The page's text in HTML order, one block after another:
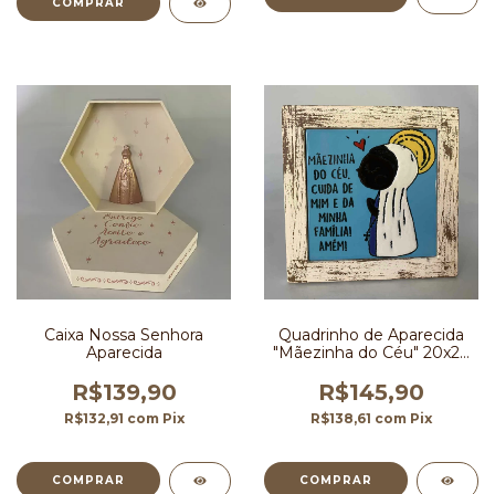
Caixa Nossa Senhora
Aparecida
R$139,90
R$132,91 com Pix
Quadrinho de Aparecida
"Mãezinha do Céu" 20x20
R$145,90
R$138,61 com Pix